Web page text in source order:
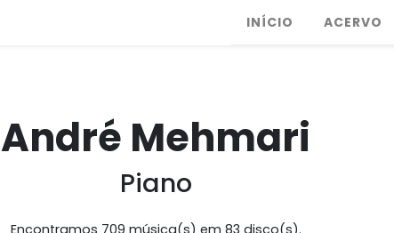
INÍCIO ACERVO
André Mehmari
Piano
Encontramos 709 música(s) em 83 disco(s).